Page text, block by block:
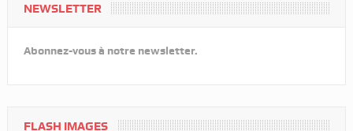
NEWSLETTER
Abonnez-vous à notre newsletter.
FLASH IMAGES